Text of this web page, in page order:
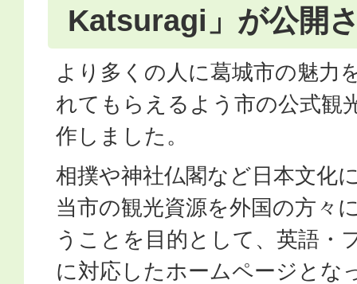
Katsuragi」が公開
より多くの人に葛城市の魅力
れてもらえるよう市の公式観
作しました。
相撲や神社仏閣など日本文化
当市の観光資源を外国の方々
うことを目的として、英語・
に対応したホームページとな